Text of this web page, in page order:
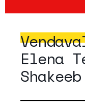
Elena